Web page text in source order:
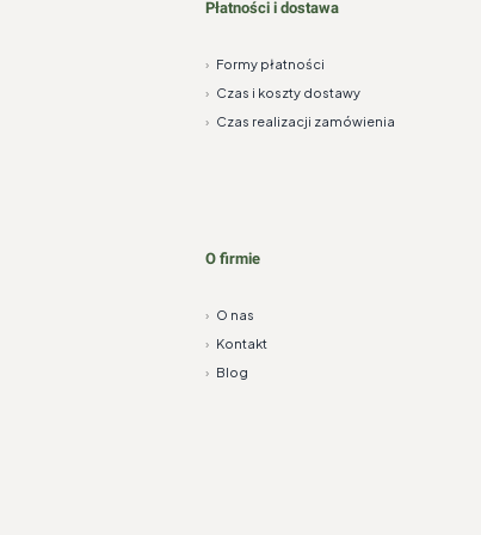
Płatności i dostawa
› Formy płatności
› Czas i koszty dostawy
› Czas realizacji zamówienia
O firmie
› O nas
› Kontakt
› Blog